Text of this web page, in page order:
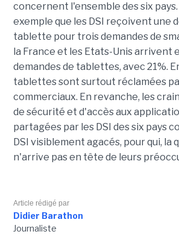
concernent l'ensemble des six
exemple que les DSI reçoivent une
tablette pour trois demandes de
la France et les Etats-Unis arrivent
demandes de tablettes, avec 21%.
tablettes sont surtout réclamées
commerciaux. En revanche, les
de sécurité et d'accès aux
partagées par les DSI des six pays
DSI visiblement agacés, pour qui, la
n'arrive pas en tête de leurs
Article rédigé par
Didier Barathon
Journaliste